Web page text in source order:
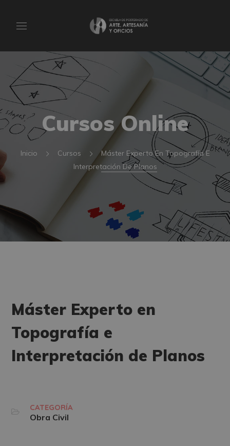
Cursos Online
Inicio Cursos
Máster Experto En Topografía E
Interpretación De Planos
Máster Experto en
Topografía e
Interpretación de Planos
CATEGORÍA
Obra Civil